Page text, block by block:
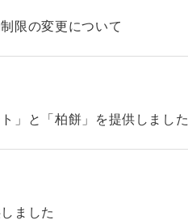
限の変更について
」と「柏餅」を提供しました
ました